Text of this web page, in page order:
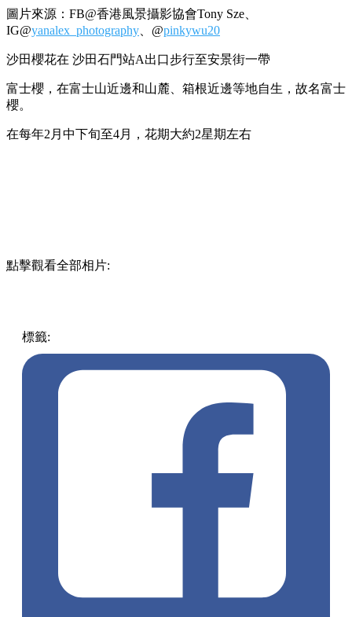
圖片來源：FB@香港風景攝影協會Tony Sze、
IG@yanalex_photography 、@pinkywu20
沙田櫻花在 沙田石門站A出口步行至安景街一帶
富士櫻，在富士山近邊和山麓、箱根近邊等地自生，故名富士
櫻。
在每年2月中下旬至4月，花期大約2星期左右
點擊觀看全部相片:
標籤: